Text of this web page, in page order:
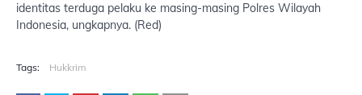
identitas terduga pelaku ke masing-masing Polres Wilayah
Indonesia, ungkapnya. (Red)
Tags: Hukkrim